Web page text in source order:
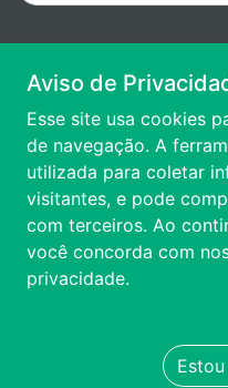
Aviso de
Esse site usa cookies
de navegação. A
utilizada para coletar
visitantes, e pode
com terceiros. Ao
você concorda com
privacidade.
VÍDEO DE
ACESSIBILIDADE
FALE CONOSCO
TRANSPARÊNCIA